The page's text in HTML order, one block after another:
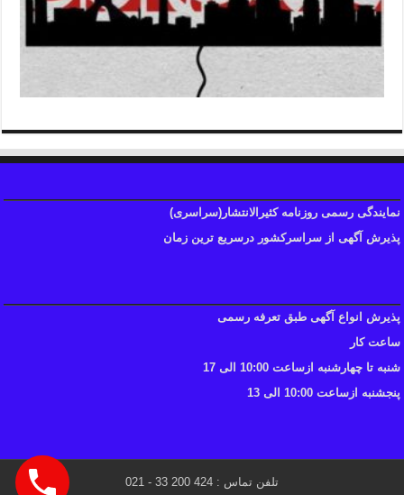
نمایندگی رسمی روزنامه کثیرالانتشار(سراسری)
پذیرش آگهی از سراسرکشور درسریع ترین زمان
پذیرش انواع آگهی طبق تعرفه رسمی
ساعت کار
شنبه تا چهارشنبه ازساعت 10:00 الی 17
پنجشنبه ازساعت 10:00 الی 13
تلفن تماس : 424 200 33 - 021